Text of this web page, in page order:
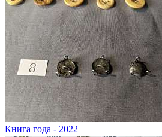
Книга года - 2022